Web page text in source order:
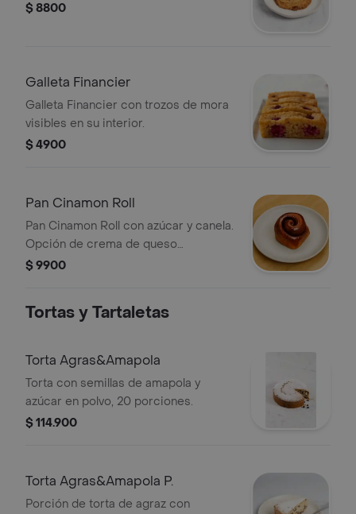
$ 8800
Galleta Financier
Galleta Financier con trozos de mora
visibles en su interior.
$ 4900
Pan Cinamon Roll
Pan Cinamon Roll con azúcar y canela.
Opción de crema de queso
disponible.
$ 9900
Tortas y Tartaletas
Torta Agras&Amapola
Torta con semillas de amapola y
azúcar en polvo, 20 porciones.
$ 114.900
Torta Agras&Amapola P.
Porción de torta de agraz con